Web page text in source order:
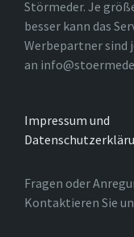
Störmeder. Je
besser kann das
Werbepartner sind
an
Impressum und
Fragen oder
Kontaktieren Sie